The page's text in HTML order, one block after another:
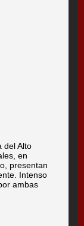
del Alto
en
presentan
Intenso
ambas